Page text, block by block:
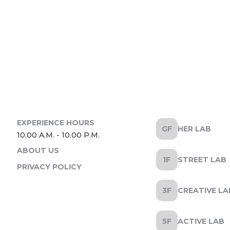
ABOUT US
PRIVACY POLICY
HER LAB
STREET LAB
CREATIVE
ACTIVE LAB